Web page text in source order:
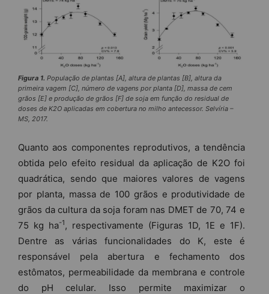
Figura 1. População de plantas [A], altura de plantas [B], altura da
primeira vagem [C], número de vagens por planta [D], massa de cem
grãos [E] e produção de grãos [F] de soja em função do residual de
doses de K2O aplicadas em cobertura no milho antecessor. Selvíria –
MS, 2017.
Quanto aos componentes reprodutivos, a tendência
obtida pelo efeito residual da aplicação de K2O foi
quadrática, sendo que maiores valores de vagens
por planta, massa de 100 grãos e produtividade de
grãos da cultura da soja foram nas DMET de 70, 74 e
75 kg ha-1, respectivamente (Figuras 1D, 1E e 1F).
Dentre as várias funcionalidades do K, este é
responsável pela abertura e fechamento dos
estômatos, permeabilidade da membrana e controle
do pH celular. Isso permite maximizar o